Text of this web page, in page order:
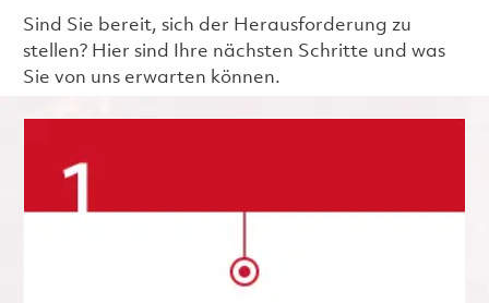
Sind Sie bereit, sich der Herausforderung zu
stellen? Hier sind Ihre nächsten Schritte und was
Sie von uns erwarten können.